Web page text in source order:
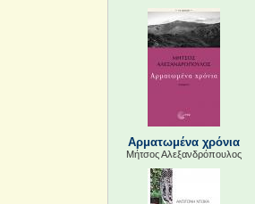
Αρματωμένα χρόνια
Μήτσος Αλεξανδρόπουλος